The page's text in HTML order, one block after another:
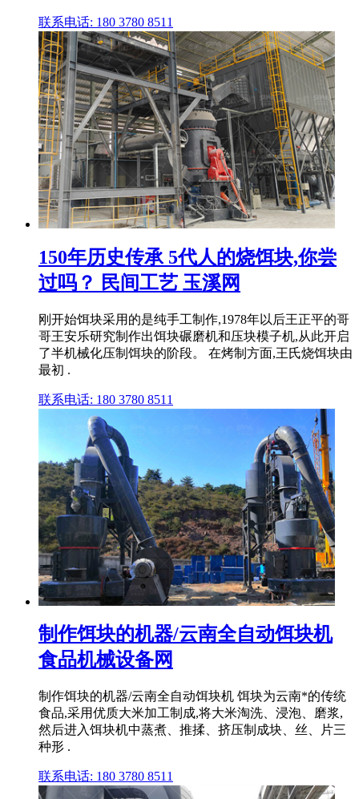
联系电话: 180 3780 8511
150年历史传承 5代人的烧饵块,你尝
过吗？ 民间工艺 玉溪网
刚开始饵块采用的是纯手工制作,1978年以后王正平的哥
哥王安乐研究制作出饵块碾磨机和压块模子机,从此开启
了半机械化压制饵块的阶段。 在烤制方面,王氏烧饵块由
最初 .
联系电话: 180 3780 8511
制作饵块的机器/云南全自动饵块机
食品机械设备网
制作饵块的机器/云南全自动饵块机 饵块为云南*的传统
食品,采用优质大米加工制成,将大米淘洗、浸泡、磨浆,
然后进入饵块机中蒸煮、推揉、挤压制成块、丝、片三
种形 .
联系电话: 180 3780 8511